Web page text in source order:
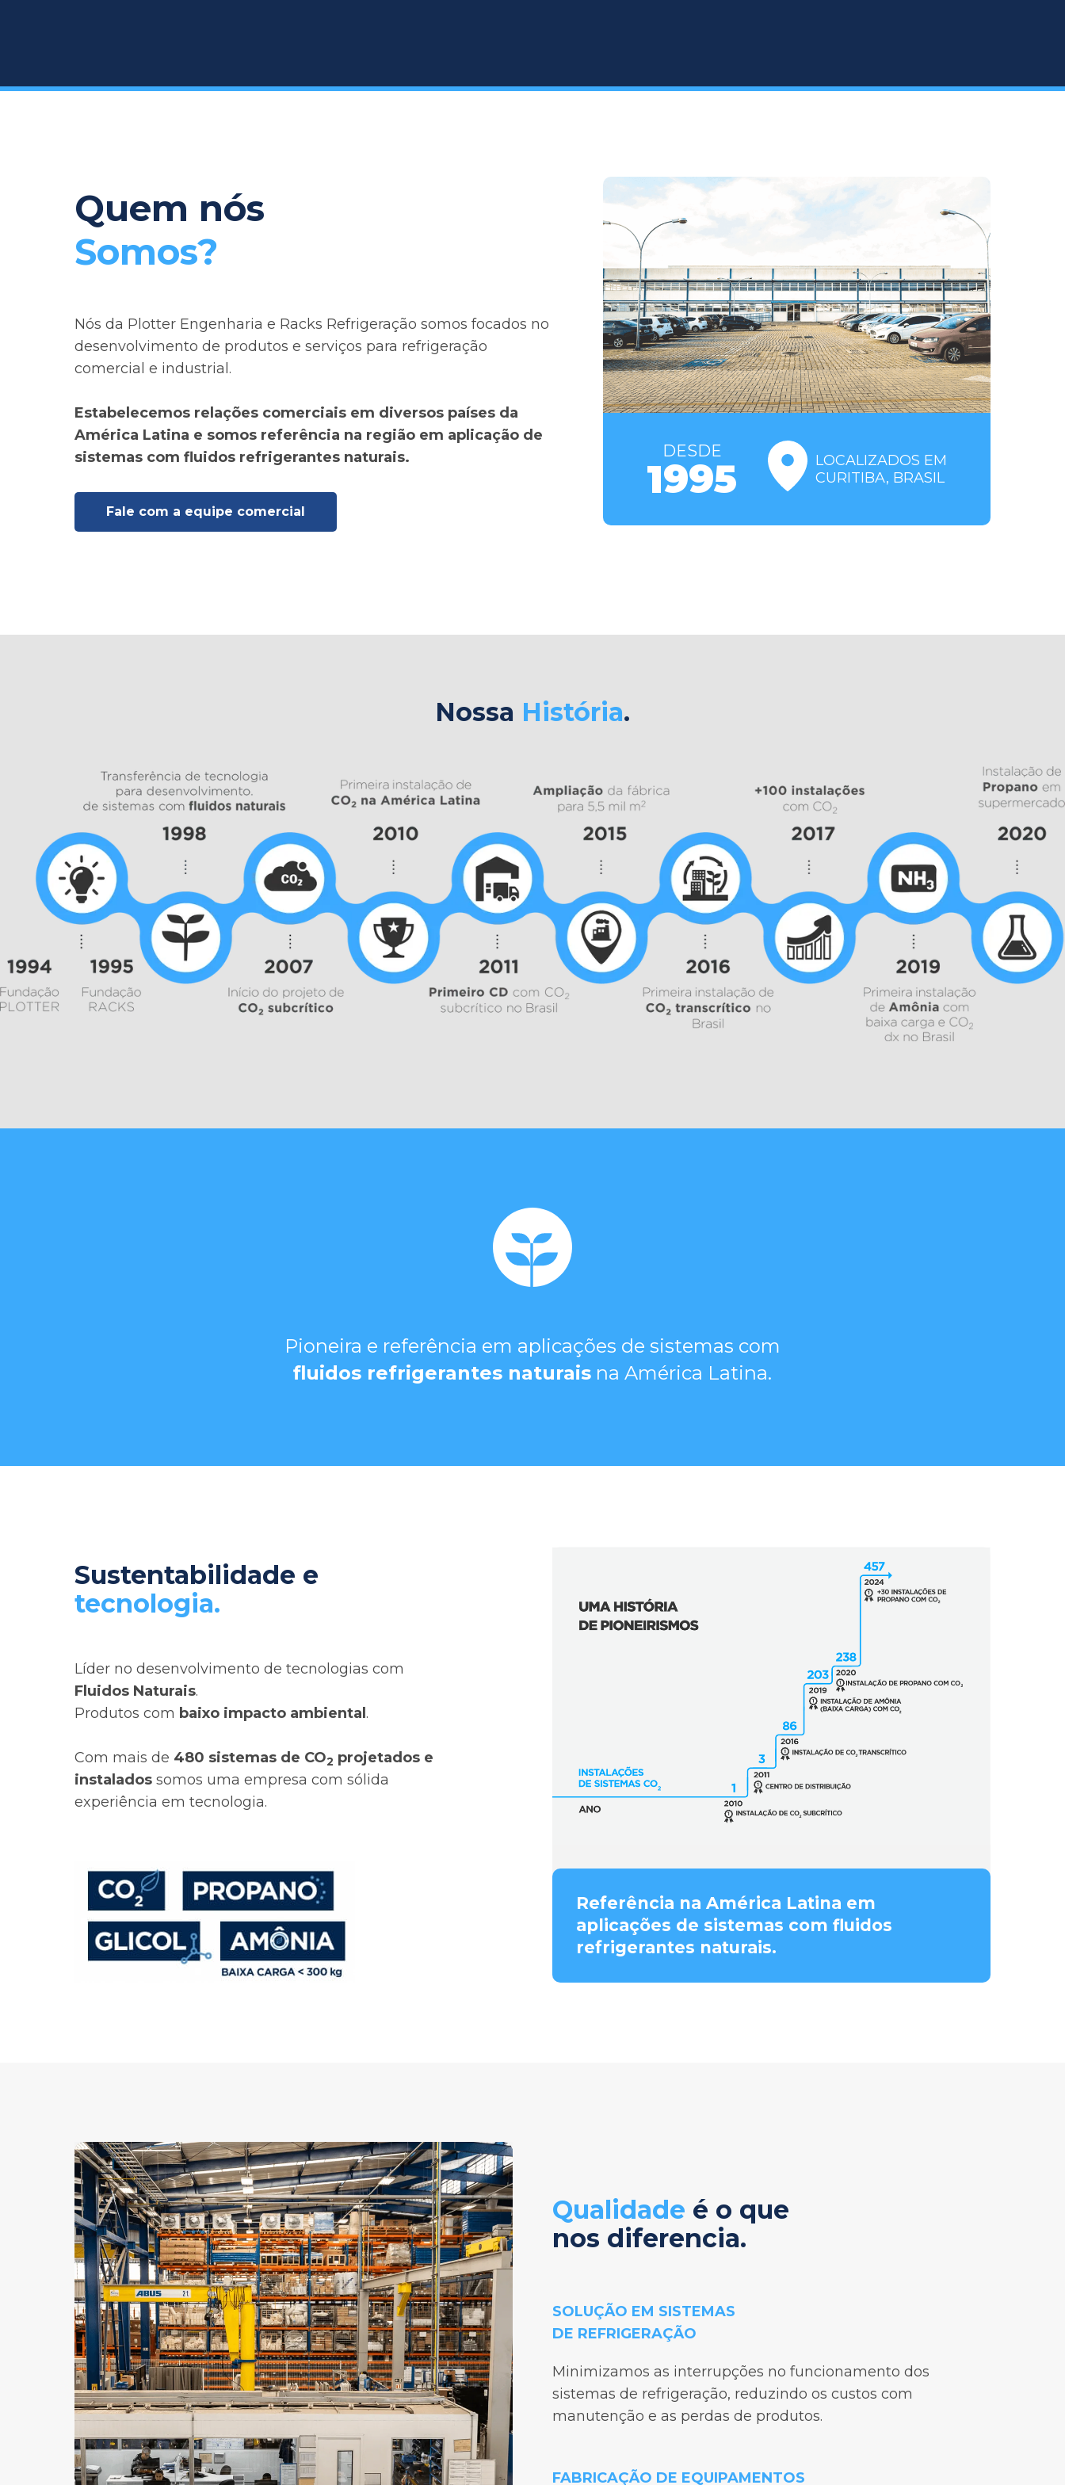
Quem nós
Somos?
Nós da Plotter Engenharia e Racks Refrigeração somos focados no
desenvolvimento de produtos e serviços para refrigeração
comercial e industrial.
Estabelecemos relações comerciais em diversos países da
América Latina e somos referência na região em aplicação de
sistemas com fluidos refrigerantes naturais.
Fale com a equipe comercial
DESDE
1995
LOCALIZADOS EM
CURITIBA, BRASIL
Nossa História.
Pioneira e referência em aplicações de sistemas com
fluidos refrigerantes naturais na América Latina.
Sustentabilidade e
tecnologia.
Líder no desenvolvimento de tecnologias com
Fluidos Naturais.
Produtos com baixo impacto ambiental.
Com mais de 480 sistemas de CO2 projetados e
instalados somos uma empresa com sólida
experiência em tecnologia.
Referência na América Latina em
aplicações de sistemas com fluidos
refrigerantes naturais.
Qualidade é o que
nos diferencia.
SOLUÇÃO EM SISTEMAS
DE REFRIGERAÇÃO
Minimizamos as interrupções no funcionamento dos
sistemas de refrigeração, reduzindo os custos com
manutenção e as perdas de produtos.
FABRICAÇÃO DE EQUIPAMENTOS